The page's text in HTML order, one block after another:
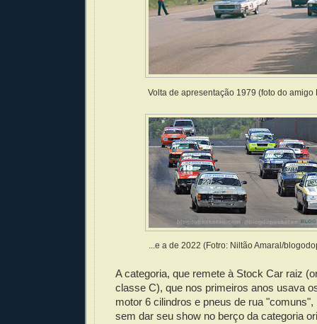
Volta de apresentação 1979 (foto do amigo
...e a de 2022 (Fotro: Niltão Amaral/
A categoria, que remete à Stock Car raiz
classe C), que nos primeiros anos usava
motor 6 cilindros e pneus de rua "comuns",
sem dar seu show no berço da categoria